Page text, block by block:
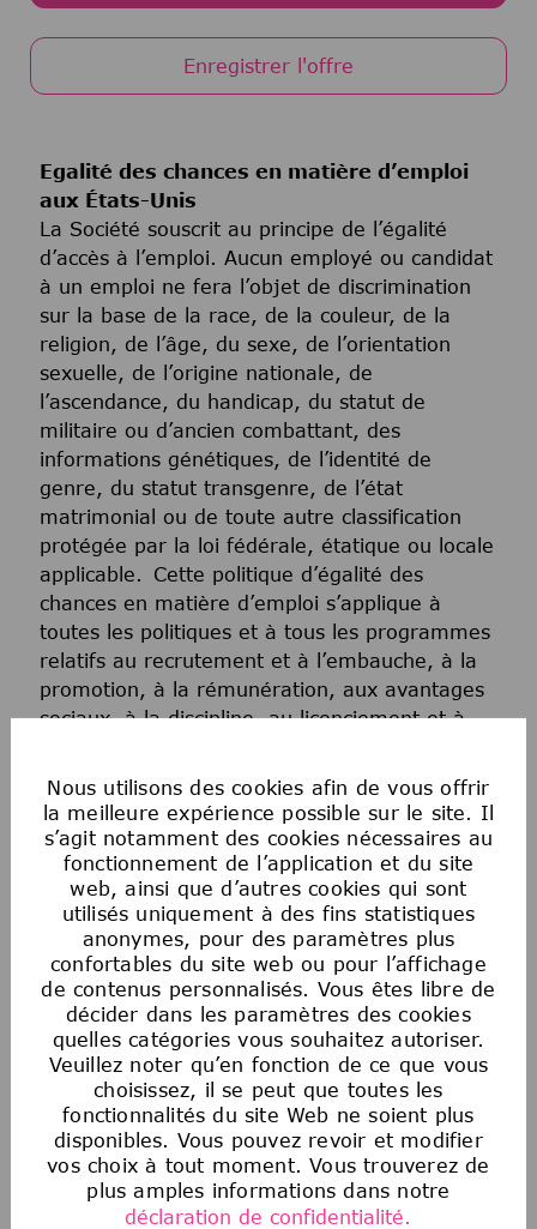
Nous utilisons des cookies afin de vous offrir
la meilleure expérience possible sur le site. Il
s’agit notamment des cookies nécessaires au
fonctionnement de l’application et du site
web, ainsi que d’autres cookies qui sont
utilisés uniquement à des fins statistiques
anonymes, pour des paramètres plus
confortables du site web ou pour l’affichage
de contenus personnalisés. Vous êtes libre de
décider dans les paramètres des cookies
quelles catégories vous souhaitez autoriser.
Veuillez noter qu’en fonction de ce que vous
choisissez, il se peut que toutes les
fonctionnalités du site Web ne soient plus
disponibles. Vous pouvez revoir et modifier
vos choix à tout moment. Vous trouverez de
plus amples informations dans notre
déclaration de confidentialité.
Enregistrer l'offre
Egalité des chances en matière d’emploi
aux États-Unis
La Société souscrit au principe de l’égalité
d’accès à l’emploi. Aucun employé ou candidat
à un emploi ne fera l’objet de discrimination
sur la base de la race, de la couleur, de la
religion, de l’âge, du sexe, de l’orientation
sexuelle, de l’origine nationale, de
l’ascendance, du handicap, du statut de
militaire ou d’ancien combattant, des
informations génétiques, de l’identité de
genre, du statut transgenre, de l’état
matrimonial ou de toute autre classification
protégée par la loi fédérale, étatique ou locale
applicable. Cette politique d’égalité des
chances en matière d’emploi s’applique à
toutes les politiques et à tous les programmes
relatifs au recrutement et à l’embauche, à la
promotion, à la rémunération, aux avantages
sociaux, à la discipline, au licenciement et à
candidat ou employé qui estime avoir été
victime de discrimination de la part de la
Société ou de toute personne agissant au nom
de la Société doit immédiatement signaler
toute préoccupation à son partenaire
commercial des ressources humaines, au
service juridique ou à la conformité. La
Société n’exercera aucune mesure de
représailles à l’encontre d’une personne qui a
signalé de bonne foi une discrimination.
Avis sur les offres d’emploi frauduleuses
Malheureusement, nous sommes au courant
que des tiers prétendent représenter notre
entreprise et offrent des opportunités d’emploi
non autorisées. Si vous pensez qu’une source